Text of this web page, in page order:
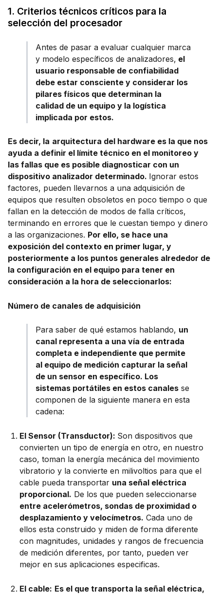
1. Criterios técnicos críticos para la
selección del procesador
Antes de pasar a evaluar cualquier marca
y modelo específicos de analizadores, el
usuario responsable de confiabilidad
debe estar consciente y considerar los
pilares físicos que determinan la
calidad de un equipo y la logística
implicada por estos.
Es decir, la arquitectura del hardware es la que nos
ayuda a definir el límite técnico en el monitoreo y
las fallas que es posible diagnosticar con un
dispositivo analizador determinado. Ignorar estos
factores, pueden llevarnos a una adquisición de
equipos que resulten obsoletos en poco tiempo o que
fallan en la detección de modos de falla críticos,
terminando en errores que le cuestan tiempo y dinero
a las organizaciones. Por ello, se hace una
exposición del contexto en primer lugar, y
posteriormente a los puntos generales alrededor de
la configuración en el equipo para tener en
consideración a la hora de seleccionarlos:
Número de canales de adquisición
Para saber de qué estamos hablando, un
canal representa a una vía de entrada
completa e independiente que permite
al equipo de medición capturar la señal
de un sensor en específico. Los
sistemas portátiles en estos canales se
componen de la siguiente manera en esta
cadena:
El Sensor (Transductor): Son dispositivos que
convierten un tipo de energía en otro, en nuestro
caso, toman la energía mecánica del movimiento
vibratorio y la convierte en milivoltios para que el
cable pueda transportar una señal eléctrica
proporcional. De los que pueden seleccionarse
entre acelerómetros, sondas de proximidad o
desplazamiento y velocímetros. Cada uno de
ellos esta construido y miden de forma diferente
con magnitudes, unidades y rangos de frecuencia
de medición diferentes, por tanto, pueden ver
mejor en sus aplicaciones especificas.
El cable: Es el que transporta la señal eléctrica,